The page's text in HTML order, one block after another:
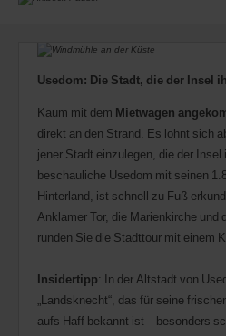
Usedom: Die Stadt, die der Insel
Kaum mit dem Mietwagen
direkt an den Strand. Es lohnt sich
jener Stadt einzulegen, die der Insel
beschauliche Usedom mit seinen
Hinterland, ist schnell zu Fuß
Anklamer Tor, die Marienkirche und
runden Sie die Stadttour mit einem
Insidertipp: In der Altstadt von
„Landsknecht“, das für seine
aufs Haff bekannt ist – besonders